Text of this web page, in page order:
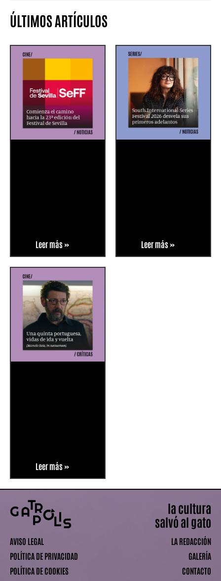
ÚLTIMOS ARTÍCULOS
Leer más » Leer más »
Leer más »
AVISO LEGAL
POLÍTICA DE PRIVACIDAD
POLÍTICA DE COOKIES
la cultura
salvó al gato
LA REDACCIÓN
GALERÍA
CONTACTO